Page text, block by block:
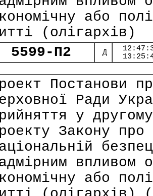
або
(олігархів)
5599-П2
Д
Постанови
Ради
у
Закону про
впливом
або